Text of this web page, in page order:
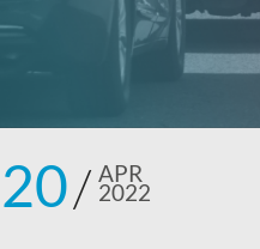
20 APR
2022